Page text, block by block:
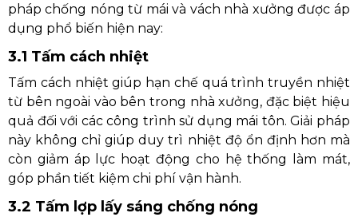
pháp chống nóng từ mái và vách nhà xưởng được áp
dụng phổ biến hiện nay:
3.1 Tấm cách nhiệt
Tấm cách nhiệt giúp hạn chế quá trình truyền nhiệt
từ bên ngoài vào bên trong nhà xưởng, đặc biệt hiệu
quả đối với các công trình sử dụng mái tôn. Giải pháp
này không chỉ giúp duy trì nhiệt độ ổn định hơn mà
còn giảm áp lực hoạt động cho hệ thống làm mát,
góp phần tiết kiệm chi phí vận hành.
3.2 Tấm lợp lấy sáng chống nóng